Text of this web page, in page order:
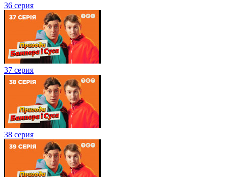
36 серия
37 серия
38 серия